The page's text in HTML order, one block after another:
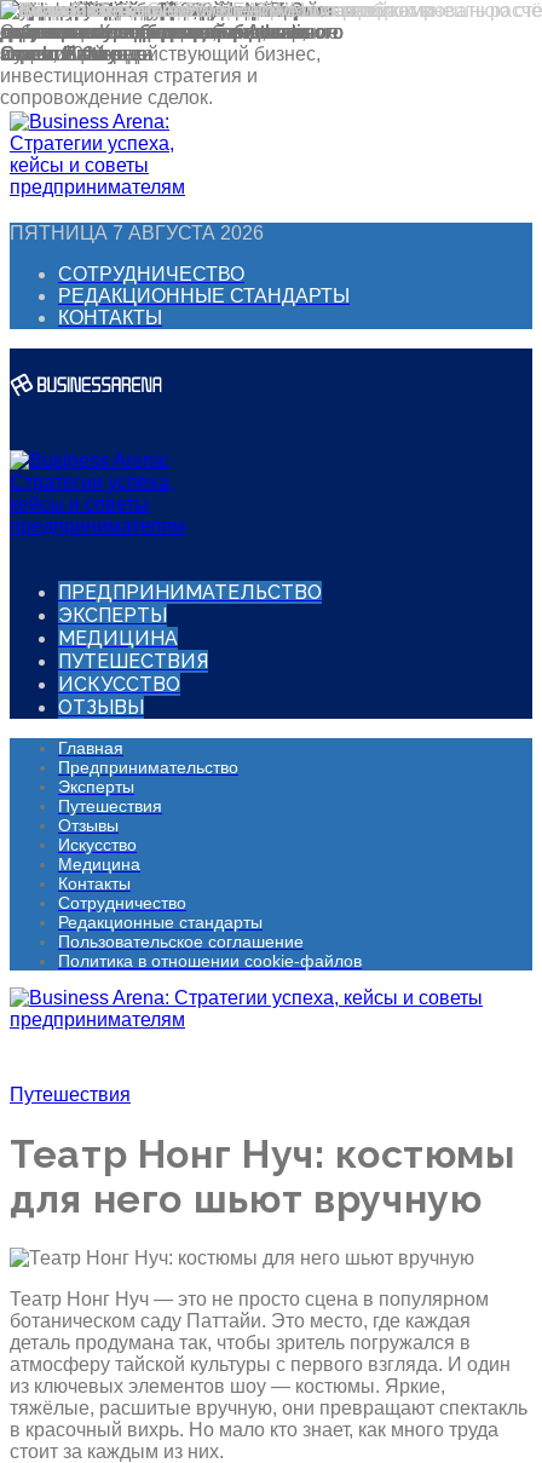
Перейти
к
контенту
ПЯТНИЦА 7 АВГУСТА 2026
СОТРУДНИЧЕСТВО
РЕДАКЦИОННЫЕ СТАНДАРТЫ
КОНТАКТЫ
ПРЕДПРИНИМАТЕЛЬСТВО
ЭКСПЕРТЫ
МЕДИЦИНА
ПУТЕШЕСТВИЯ
ИСКУССТВО
ОТЗЫВЫ
Главная
Предпринимательство
Эксперты
Путешествия
Отзывы
Искусство
Медицина
Контакты
Сотрудничество
Редакционные стандарты
Пользовательское соглашение
Политика в отношении cookie-файлов
Путешествия
Театр Нонг Нуч: костюмы
для него шьют вручную
Театр Нонг Нуч — это не просто сцена в популярном
ботаническом саду Паттайи. Это место, где каждая
деталь продумана так, чтобы зритель погружался в
атмосферу тайской культуры с первого взгляда. И один
из ключевых элементов шоу — костюмы. Яркие,
тяжёлые, расшитые вручную, они превращают спектакль
в красочный вихрь. Но мало кто знает, как много труда
стоит за каждым из них.